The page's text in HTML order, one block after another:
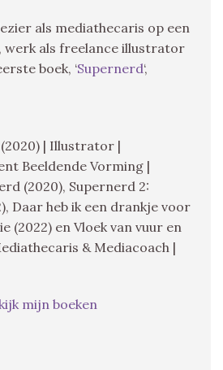
als mediathecaris op een
werk als freelance illustrator
boek, ‘Supernerd‘,
| Illustrator |
Beeldende Vorming |
(2020), Supernerd 2:
Daar heb ik een drankje voor
(2022) en Vloek van vuur en
& Mediacoach |
mijn boeken